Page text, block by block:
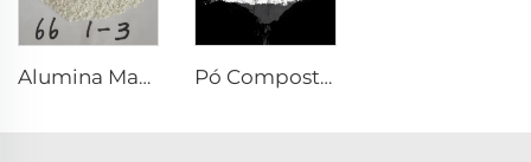
Alumina Magnésia Sintetizada Espinel com Bom Desenvolvimento de Grão Pó Composto Reativo α-Al₂O₃